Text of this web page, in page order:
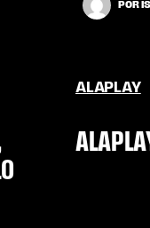
POR
ALAPLAY